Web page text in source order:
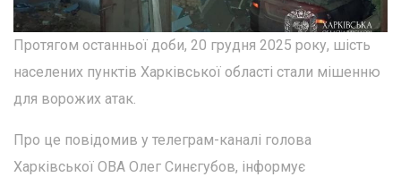
Протягом останньої доби, 20 грудня 2025 року, шість
населених пунктів Харківської області стали мішенню
для ворожих атак.
Про це повідомив у телеграм-каналі голова
Харківської ОВА Олег Синєгубов, інформує